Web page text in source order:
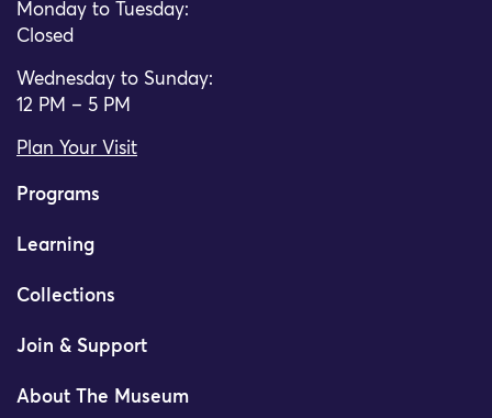
Monday to Tuesday:
Closed
Wednesday to Sunday:
12 PM – 5 PM
Plan Your Visit
Programs
Learning
Collections
Join & Support
About The Museum